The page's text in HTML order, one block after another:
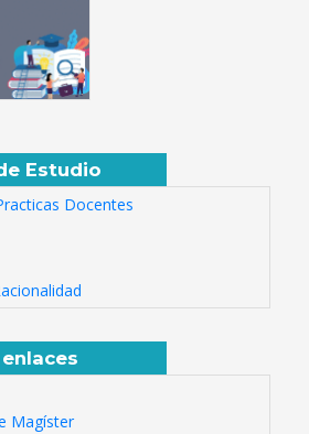
Estudio
Docentes
Magíster